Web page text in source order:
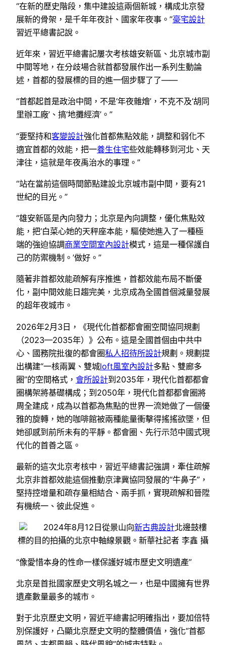
“在新的歷史階段，集中建設這兩個新城，構成北京發
展新的骨架，是千年年夜計、國家年夜事。”豪宅設計
習近平總書記說。
近年來，習近平總書記屢次考核雄安新區、北京城市副
中間等地，在分歧場合就首都發展作出一系列生動論
述，首都的發展標的目的進一個步驟了了——
“首都起首是政治中間，不是‘年夜雜燴’，不克不及‘胡同
里辦工廠’、搞‘地攤經濟’。”
“要堅持和客變設計強化首都焦點效能，調整和弱化不
適宜首都的效能，把一養生住宅些效能轉移到河北、天
津往，這就是年夜禹治水的事理。”
“站在當前這個時間節點建設北京城市副中間，要有21
世紀的目光。”
“雄安新區是內向發力；北京是內向調整，優化焦點效
能，把‘白菜心她的天秤座本能，驅使她進入了一種極
端的強迫協調商業空間室內設計模式，這是一種保護自
己的防禦機制。’做好。”
隨著非首都效能疏解有序推進，首都效能布局不斷優
化，副中間效能日趨完美，北京成為全國首個減量發展
的超年夜城市。
2026年2月3日，《現代化首都都會圈空間協同規劃
（2023—2035年）》公布。這是全國首個由中共中
心、國務院批復的都會圈私人招待所設計規劃。規劃提
出構建“一核兩翼、雙城loft風室內設計多點、雙廊多
圈”的空間格式， 會所設計到2035年，現代化首都都會
圈構架將基礎構成；到2050年，現代化首都都會圈將
周全建成，成為以首都為焦點的世界一流她做了一個優
雅的旋轉，她的咖啡館被兩種能量衝擊得搖搖欲墜，但
她卻感到前所未有的平靜。都會圈、先行示范中國式現
代化的首善之區。
最新的這次北京考核中，習近平總書記強調，牽住疏解
北京非首都效能這個推動京津冀協同發展的“牛鼻子”，
堅持控增量和疏存量相結合、兩手抓，實現疏解和晉陞
有機統一、彼此促進。
2024年8月12日從景山向新古典設計北邊鼓樓
標的目的拍攝的北京中軸線景觀。新華社記者 李鑫 攝
“像愛惜本身的性命一樣保護好城市歷史文明遺產”
北京是首批國家歷史文明名城之一，也是中國擁有世界
遺產數量最多的城市。
對于北京歷史文明，習近平總書記明確指出，要加倍特
別保護好，凸顯北京歷史文明的整體價值，強化“首都